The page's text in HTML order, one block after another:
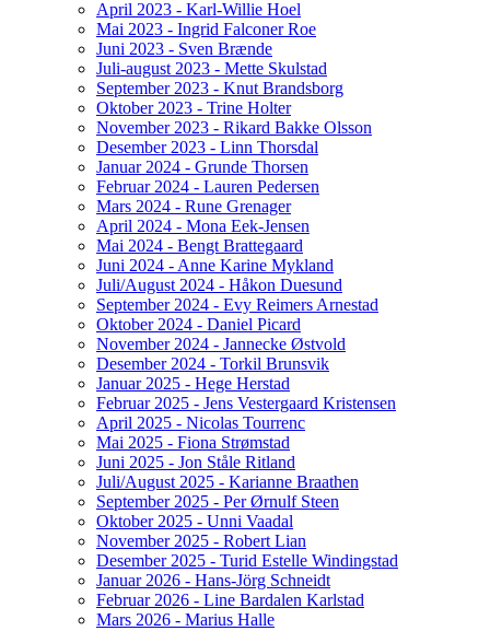
April 2023 - Karl-Willie Hoel
Mai 2023 - Ingrid Falconer Roe
Juni 2023 - Sven Brænde
Juli-august 2023 - Mette Skulstad
September 2023 - Knut Brandsborg
Oktober 2023 - Trine Holter
November 2023 - Rikard Bakke Olsson
Desember 2023 - Linn Thorsdal
Januar 2024 - Grunde Thorsen
Februar 2024 - Lauren Pedersen
Mars 2024 - Rune Grenager
April 2024 - Mona Eek-Jensen
Mai 2024 - Bengt Brattegaard
Juni 2024 - Anne Karine Mykland
Juli/August 2024 - Håkon Duesund
September 2024 - Evy Reimers Arnestad
Oktober 2024 - Daniel Picard
November 2024 - Jannecke Østvold
Desember 2024 - Torkil Brunsvik
Januar 2025 - Hege Herstad
Februar 2025 - Jens Vestergaard Kristensen
April 2025 - Nicolas Tourrenc
Mai 2025 - Fiona Strømstad
Juni 2025 - Jon Ståle Ritland
Juli/August 2025 - Karianne Braathen
September 2025 - Per Ørnulf Steen
Oktober 2025 - Unni Vaadal
November 2025 - Robert Lian
Desember 2025 - Turid Estelle Windingstad
Januar 2026 - Hans-Jörg Schneidt
Februar 2026 - Line Bardalen Karlstad
Mars 2026 - Marius Halle